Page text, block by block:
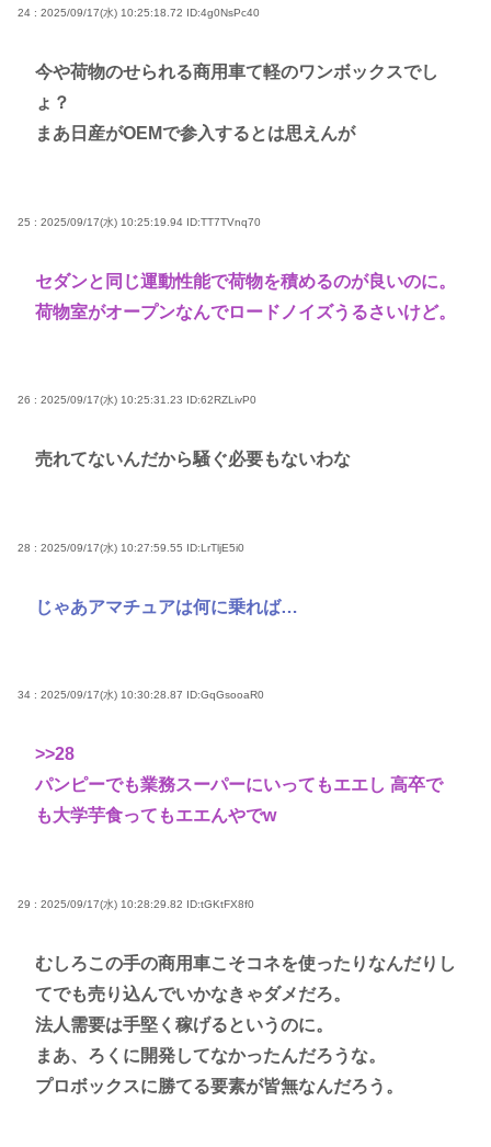
24 : 2025/09/17(水) 10:25:18.72 ID:4g0NsPc40
今や荷物のせられる商用車て軽のワンボックスでし
ょ？
まあ日産がOEMで参入するとは思えんが
25 : 2025/09/17(水) 10:25:19.94 ID:TT7TVnq70
セダンと同じ運動性能で荷物を積めるのが良いのに。
荷物室がオープンなんでロードノイズうるさいけど。
26 : 2025/09/17(水) 10:25:31.23 ID:62RZLivP0
売れてないんだから騒ぐ必要もないわな
28 : 2025/09/17(水) 10:27:59.55 ID:LrTljE5i0
じゃあアマチュアは何に乗れば…
34 : 2025/09/17(水) 10:30:28.87 ID:GqGsooaR0
>>28
パンピーでも業務スーパーにいってもエエし 高卒で
も大学芋食ってもエエんやでw
29 : 2025/09/17(水) 10:28:29.82 ID:tGKtFX8f0
むしろこの手の商用車こそコネを使ったりなんだりし
てでも売り込んでいかなきゃダメだろ。
法人需要は手堅く稼げるというのに。
まあ、ろくに開発してなかったんだろうな。
プロボックスに勝てる要素が皆無なんだろう。